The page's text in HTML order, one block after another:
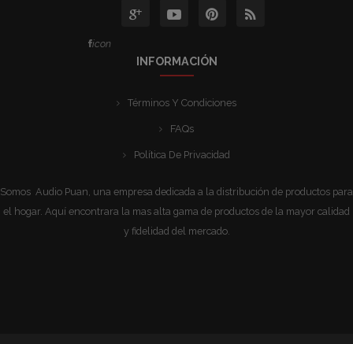
icon
INFORMACIÓN
Términos Y Condiciones
FAQs
Política De Privacidad
Somos Audio Puan, una empresa dedicada a la distribución de productos para
el hogar. Aquí encontrara la mas alta gama de productos de la mayor calidad
y fidelidad del mercado.